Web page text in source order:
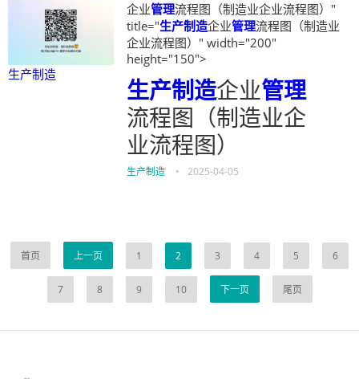
生产制造
企业管理流程图（制造业企业流程图）"
title="生产制造企业管理流程图（制造业
企业流程图）" width="200"
height="150">
生产制造企业管理
流程图（制造业企
业流程图）
生产制造 • 2025-04-05
首页 上一页 1 2 3 4 5 6
7 8 9 10 下一页 尾页